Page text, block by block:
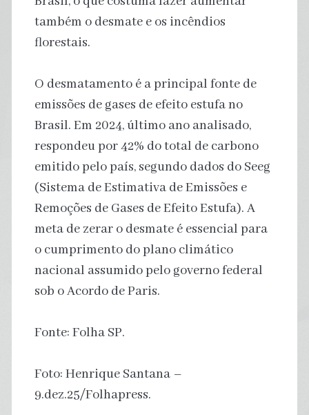
também o desmate e os incêndios
florestais.
O desmatamento é a principal fonte de
emissões de gases de efeito estufa no
Brasil. Em 2024, último ano analisado,
respondeu por 42% do total de carbono
emitido pelo país, segundo dados do Seeg
(Sistema de Estimativa de Emissões e
Remoções de Gases de Efeito Estufa). A
meta de zerar o desmate é essencial para
o cumprimento do plano climático
nacional assumido pelo governo federal
sob o Acordo de Paris.
Fonte: Folha SP.
Foto: Henrique Santana –
9.dez.25/Folhapress.